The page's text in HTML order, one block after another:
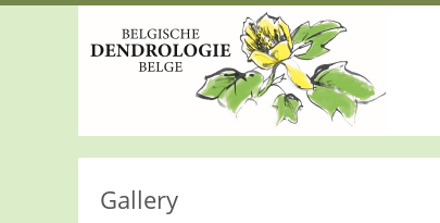
Gallery